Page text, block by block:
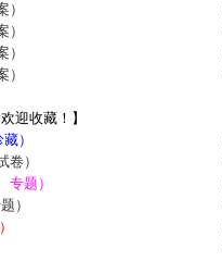
迎收藏！】
）
）
题）
）